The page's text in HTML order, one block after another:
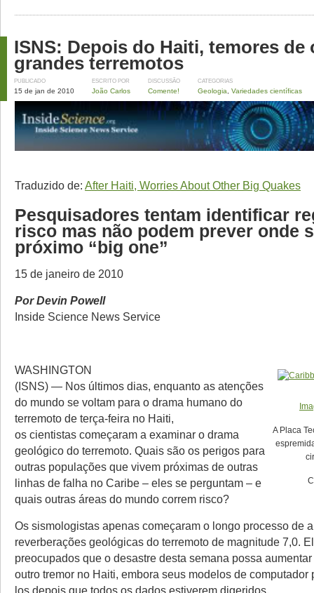
ISNS: Depois do Haiti, temores de
grandes terremotos
PUBLICADO
15 de jan de 2010
ESCRITO POR
João Carlos
DISCUSSÃO
Comente!
CATEGORIAS
Geologia, Variedades científicas
Traduzido de: After Haiti, Worries About Other Big Quakes
Pesquisadores tentam identificar
risco mas não podem prever onde
próximo “big one”
15 de janeiro de 2010
Por Devin Powell
Inside Science News Service
A Placa
WASHINGTON
(ISNS) — Nos últimos dias, enquanto as atenções
do mundo se voltam para o drama humano do
terremoto de terça-feira no Haiti,
os cientistas começaram a examinar o drama
geológico do terremoto. Quais são os perigos para
outras populações que vivem próximas de outras
linhas de falha no Caribe – eles se perguntam – e
quais outras áreas do mundo correm risco?
Os sismologistas apenas começaram o longo processo de
reverberações geológicas do terremoto de magnitude 7,0.
preocupados que o desastre desta semana possa
outro tremor no Haiti, embora seus modelos de computador
los depois que todos os dados estiverem digeridos.